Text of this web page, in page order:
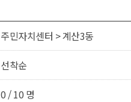
주민자치센터 > 계산3동
선착순
0 / 10 명